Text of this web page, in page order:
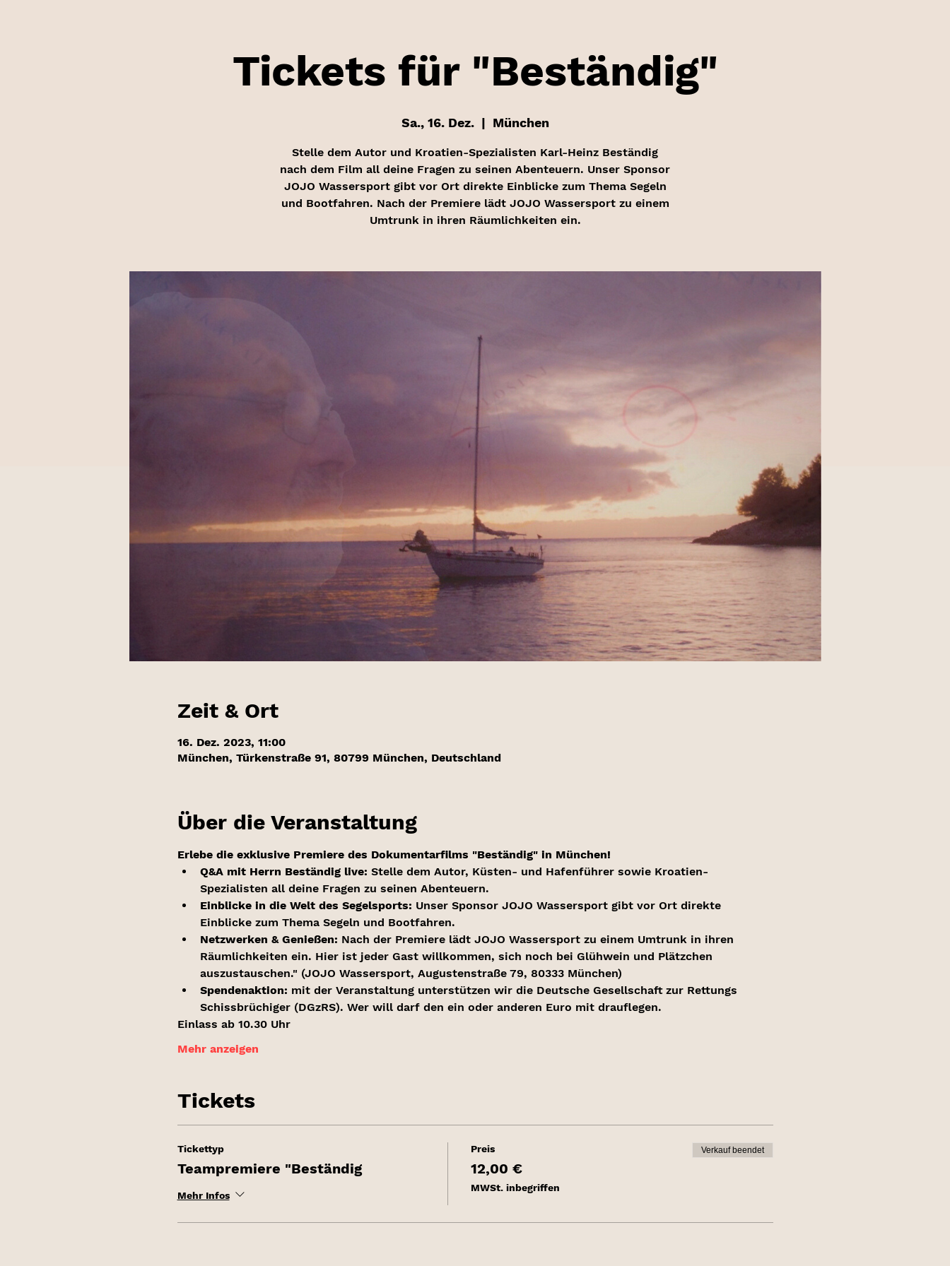
Tickets für "Beständig"
Sa., 16. Dez.
  |
München
Stelle dem Autor und Kroatien-Spezialisten Karl-Heinz Beständig
nach dem Film all deine Fragen zu seinen Abenteuern. Unser Sponsor
JOJO Wassersport gibt vor Ort direkte Einblicke zum Thema Segeln
und Bootfahren. Nach der Premiere lädt JOJO Wassersport zu einem
Umtrunk in ihren Räumlichkeiten ein.
Zeit & Ort
16. Dez. 2023, 11:00
München, Türkenstraße 91, 80799 München, Deutschland
Über die Veranstaltung
Erlebe die exklusive Premiere des Dokumentarfilms "Beständig" in München!
Q&A mit Herrn Beständig live: Stelle dem Autor, Küsten- und Hafenführer sowie Kroatien-
Spezialisten all deine Fragen zu seinen Abenteuern.
Einblicke in die Welt des Segelsports: Unser Sponsor JOJO Wassersport gibt vor Ort direkte
Einblicke zum Thema Segeln und Bootfahren.
Netzwerken & Genießen: Nach der Premiere lädt JOJO Wassersport zu einem Umtrunk in ihren
Räumlichkeiten ein. Hier ist jeder Gast willkommen, sich noch bei Glühwein und Plätzchen
auszustauschen." (JOJO Wassersport, Augustenstraße 79, 80333 München)
Spendenaktion: mit der Veranstaltung unterstützen wir die Deutsche Gesellschaft zur Rettungs
Schissbrüchiger (DGzRS). Wer will darf den ein oder anderen Euro mit drauflegen.
Einlass ab 10.30 Uhr
Mehr anzeigen
Tickets
Tickettyp
Teampremiere "Beständig
Mehr Infos
Preis
12,00 €
MWSt. inbegriffen
Verkauf beendet